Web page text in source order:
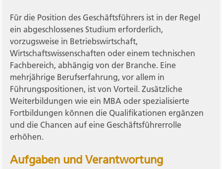
Für die Position des Geschäftsführers ist in der Regel
ein abgeschlossenes Studium erforderlich,
vorzugsweise in Betriebswirtschaft,
Wirtschaftswissenschaften oder einem technischen
Fachbereich, abhängig von der Branche. Eine
mehrjährige Berufserfahrung, vor allem in
Führungspositionen, ist von Vorteil. Zusätzliche
Weiterbildungen wie ein MBA oder spezialisierte
Fortbildungen können die Qualifikationen ergänzen
und die Chancen auf eine Geschäftsführerrolle
erhöhen.
Aufgaben und Verantwortung